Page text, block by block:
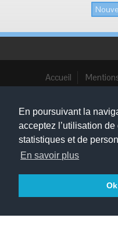
En poursuivant la
acceptez l’utilisation
statistiques et de
En savoir plus
Ok
Accueil